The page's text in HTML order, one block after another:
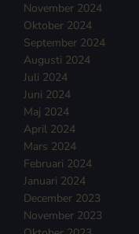
November 2024
Oktober 2024
September 2024
Augusti 2024
Juli 2024
Juni 2024
Maj 2024
April 2024
Mars 2024
Februari 2024
Januari 2024
December 2023
November 2023